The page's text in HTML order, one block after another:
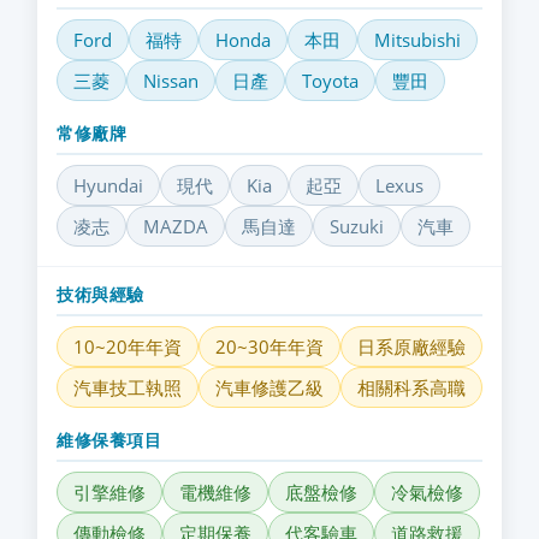
Ford 福特 Honda 本田
Mitsubishi
三菱
Nissan 日產 Toyota 豐田
常修廠牌
Hyundai 現代 Kia 起亞
Lexus
凌志
MAZDA 馬自達 Suzuki 汽車
技術與經驗
10~20年年資 20~30年年資
日系原廠經驗
汽車技工執照
汽車修護乙級 相關科系高職
維修保養項目
引擎維修 電機維修 底盤檢修
冷氣檢修
傳動檢修
定期保養 代客驗車 道路救援